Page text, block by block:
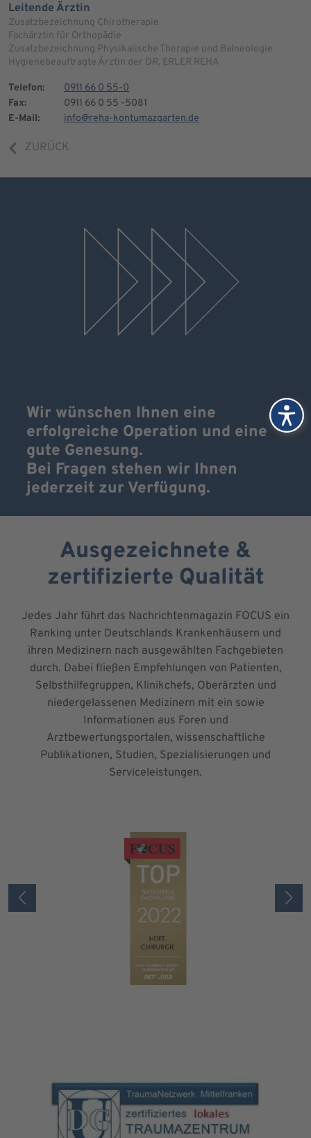
Leitende Ärztin
Zusatzbezeichnung Chirotherapie
Fachärztin für Orthopädie
Zusatzbezeichnung Physikalische Therapie und Balneologie
Hygienebeauftragte Ärztin der DR. ERLER REHA
Telefon:
0911 66 0 55-0
Fax:
0911 66 0 55 -5081
E-Mail:
info@reha-kontumazgarten.de
ZURÜCK
Wir wünschen Ihnen eine
erfolgreiche Operation und eine
gute Genesung.
Bei Fragen stehen wir Ihnen
jederzeit zur Verfügung.
Ausgezeichnete &
zertifizierte Qualität
Jedes Jahr führt das Nachrichtenmagazin FOCUS ein
Ranking unter Deutschlands Krankenhäusern und
ihren Medizinern nach ausgewählten Fachgebieten
durch. Dabei fließen Empfehlungen von Patienten,
Selbsthilfegruppen, Klinikchefs, Oberärzten und
niedergelassenen Medizinern mit ein sowie
Informationen aus Foren und
Arztbewertungsportalen, wissenschaftliche
Publikationen, Studien, Spezialisierungen und
Serviceleistungen.